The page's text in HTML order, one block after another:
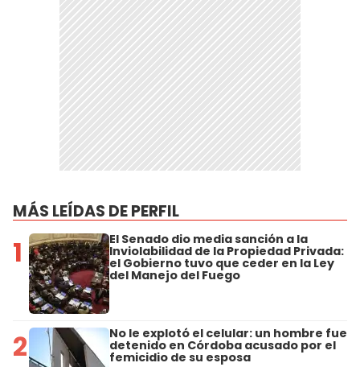
MÁS LEÍDAS DE PERFIL
1 El Senado dio media sanción a la
Inviolabilidad de la Propiedad Privada:
el Gobierno tuvo que ceder en la Ley
del Manejo del Fuego
2 No le explotó el celular: un hombre fue
detenido en Córdoba acusado por el
femicidio de su esposa